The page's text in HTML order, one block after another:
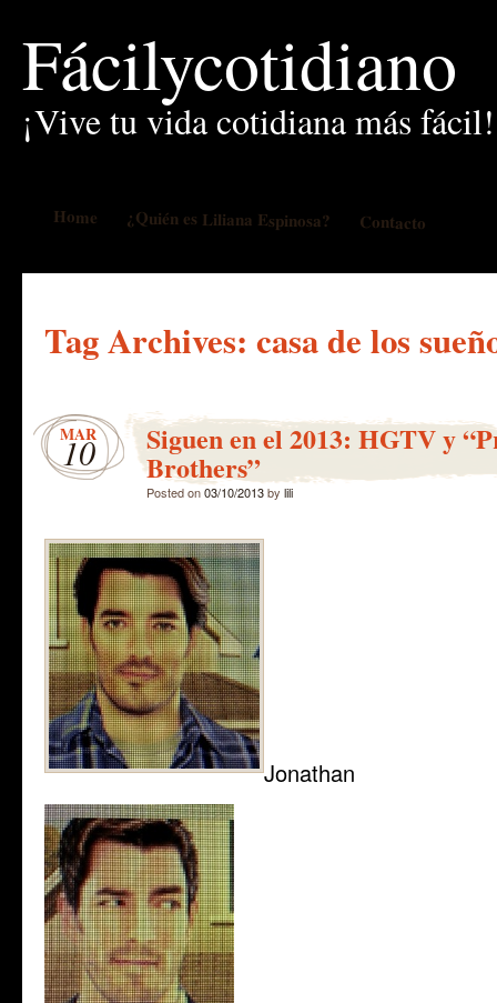
Fácilycotidiano
¡Vive tu vida cotidiana más fácil!
Home ¿Quién es Liliana Espinosa? Contacto
Tag Archives: casa de los
MAR
10 Siguen en el 2013: HGTV y
Brothers”
Posted on03/10/2013by lili
Jonathan